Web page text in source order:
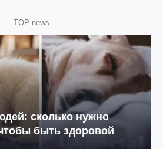
TOP news
сколько нужно
быть здоровой